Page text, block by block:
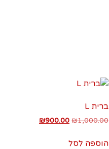
ברית L
₪1,000.00
₪900.00
הוספה לסל